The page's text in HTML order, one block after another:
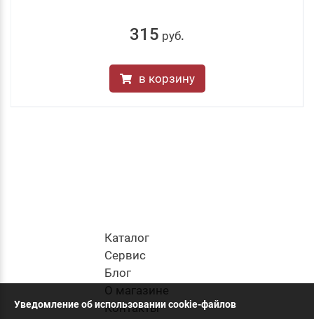
315 руб.
в корзину
Каталог
Cервис
Блог
О магазине
Контакты
Уведомление об использовании cookie-файлов